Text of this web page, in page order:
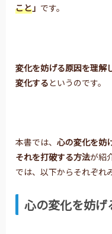
こと」 です。
変化を妨げる原因を理解
変化するというのです。
本書では、 心の変化を妨
それを打破する方法が紹
では、以下からそれぞれ
心の変化を妨げ